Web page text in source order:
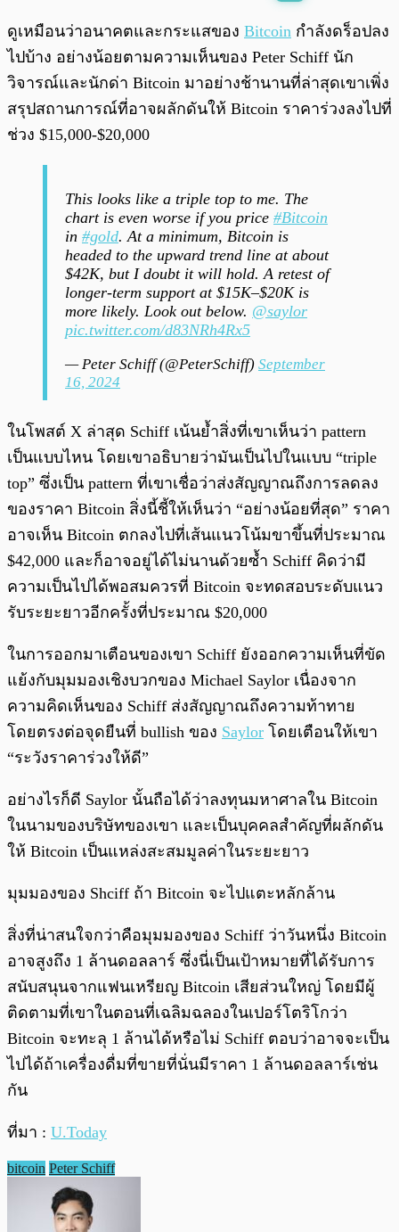
พร้อมเล่น 0:00/ 0:00
ดูเหมือนว่าอนาคตและกระแสของ Bitcoin กำลังดร็อปลง
ไปบ้าง อย่างน้อยตามความเห็นของ Peter Schiff นัก
วิจารณ์และนักด่า Bitcoin มาอย่างช้านานที่ล่าสุดเขาเพิ่ง
สรุปสถานการณ์ที่อาจผลักดันให้ Bitcoin ราคาร่วงลงไปที่
ช่วง $15,000-$20,000
This looks like a triple top to me. The
chart is even worse if you price #Bitcoin
in #gold. At a minimum, Bitcoin is
headed to the upward trend line at about
$42K, but I doubt it will hold. A retest of
longer-term support at $15K–$20K is
more likely. Look out below. @saylor
pic.twitter.com/d83NRh4Rx5
— Peter Schiff (@PeterSchiff) September
16, 2024
ในโพสต์ X ล่าสุด Schiff เน้นย้ำสิ่งที่เขาเห็นว่า pattern
เป็นแบบไหน โดยเขาอธิบายว่ามันเป็นไปในแบบ “triple
top” ซึ่งเป็น pattern ที่เขาเชื่อว่าส่งสัญญาณถึงการลดลง
ของราคา Bitcoin สิ่งนี้ชี้ให้เห็นว่า “อย่างน้อยที่สุด” ราคา
อาจเห็น Bitcoin ตกลงไปที่เส้นแนวโน้มขาขึ้นที่ประมาณ
$42,000 และก็อาจอยู่ได้ไม่นานด้วยซ้ำ Schiff คิดว่ามี
ความเป็นไปได้พอสมควรที่ Bitcoin จะทดสอบระดับแนว
รับระยะยาวอีกครั้งที่ประมาณ $20,000
ในการออกมาเตือนของเขา Schiff ยังออกความเห็นที่ขัด
แย้งกับมุมมองเชิงบวกของ Michael Saylor เนื่องจาก
ความคิดเห็นของ Schiff ส่งสัญญาณถึงความท้าทาย
โดยตรงต่อจุดยืนที่ bullish ของ Saylor โดยเตือนให้เขา
“ระวังราคาร่วงให้ดี”
อย่างไรก็ดี Saylor นั้นถือได้ว่าลงทุนมหาศาลใน Bitcoin
ในนามของบริษัทของเขา และเป็นบุคคลสำคัญที่ผลักดัน
ให้ Bitcoin เป็นแหล่งสะสมมูลค่าในระยะยาว
มุมมองของ Shciff ถ้า Bitcoin จะไปแตะหลักล้าน
สิ่งที่น่าสนใจกว่าคือมุมมองของ Schiff ว่าวันหนึ่ง Bitcoin
อาจสูงถึง 1 ล้านดอลลาร์ ซึ่งนี่เป็นเป้าหมายที่ได้รับการ
สนับสนุนจากแฟนเหรียญ Bitcoin เสียส่วนใหญ่ โดยมีผู้
ติดตามที่เขาในตอนที่เฉลิมฉลองในเปอร์โตริโกว่า
Bitcoin จะทะลุ 1 ล้านได้หรือไม่ Schiff ตอบว่าอาจจะเป็น
ไปได้ถ้าเครื่องดื่มที่ขายที่นั่นมีราคา 1 ล้านดอลลาร์เช่น
กัน
ที่มา : U.Today
bitcoin Peter Schiff